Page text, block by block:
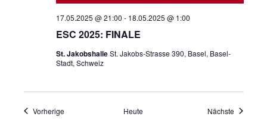
ESC 2025: FINALE
17.05.2025 @ 21:00 - 18.05.2025 @ 1:00
St. JakobshalleSt. Jakobs-Strasse 390, Basel, Basel-
Stadt, Schweiz
VorherigeVeranstaltungen Heute Nächste